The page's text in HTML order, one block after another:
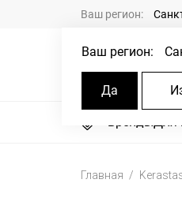
Ваш регион:
Ваш регион:
Да
БрендыДля
Главная